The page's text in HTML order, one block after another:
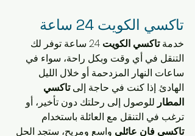
تاكسي الكويت 24 ساعة
خدمة تاكسي الكويت
24 ساعة توفر لك
التنقل في أي وقت وبكل راحة، سواء في
ساعات النهار المزدحمة أو خلال الليل
الهادئ. إذا كنت في حاجة إلى تاكسي
المطار للوصول إلى رحلتك دون تأخير، أو
ترغب في التنقل مع العائلة باستخدام
تاكسي فان عائلي واسع ومريح، ستجد الحل